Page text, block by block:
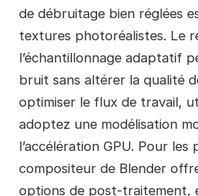
de débruitage bien réglées
textures photoréalistes. Le
l’échantillonnage adaptatif
bruit sans altérer la qualité
optimiser le flux de travail,
adoptez une modélisation
l’accélération GPU. Pour
compositeur de Blender
options de post-traitement,